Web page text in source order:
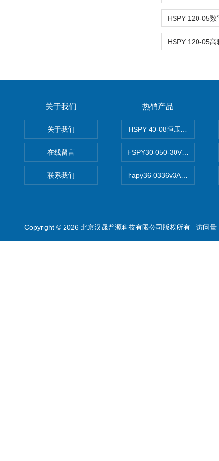
关于我们
关于我们
在线留言
联系我们
热销产品
HSPY 40-08恒压恒流恒功率
HSPY30-050-30V/-05A可调
hapy36-0336v3A高精度小型
Copyright © 2026 北京汉晟普源科技有限公司版权所有 访问量